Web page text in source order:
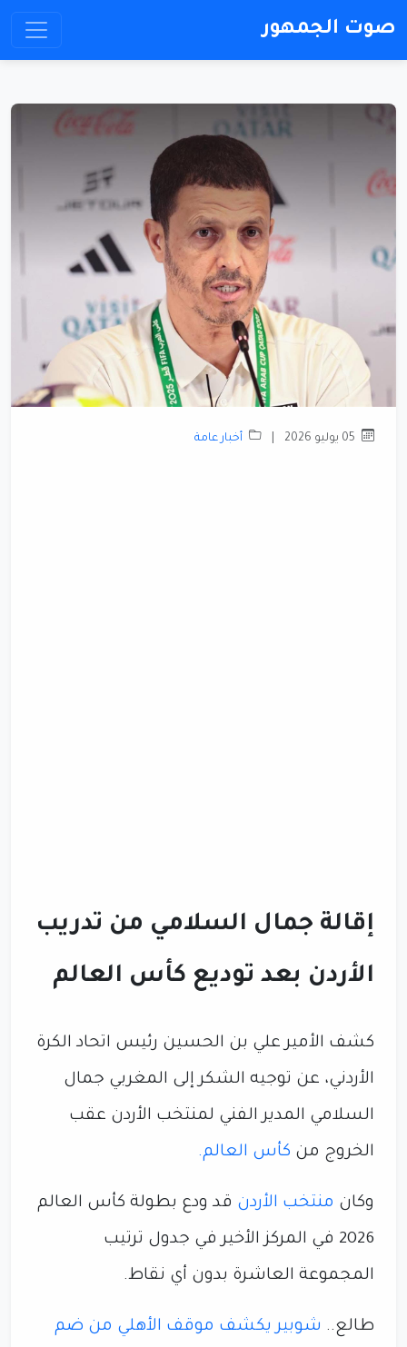
صوت الجمهور
أخبار عامة
إقالة جمال السلامي من تدريب
الأردن بعد توديع كأس العالم
كشف الأمير علي بن الحسين رئيس اتحاد الكرة
الأردني، عن توجيه الشكر إلى المغربي جمال
السلامي المدير الفني لمنتخب الأردن عقب
الخروج من كأس العالم.
وكان منتخب الأردن قد ودع بطولة كأس العالم
2026 في المركز الأخير في جدول ترتيب
المجموعة العاشرة بدون أي نقاط.
طالع.. شوبير يكشف موقف الأهلي من ضم